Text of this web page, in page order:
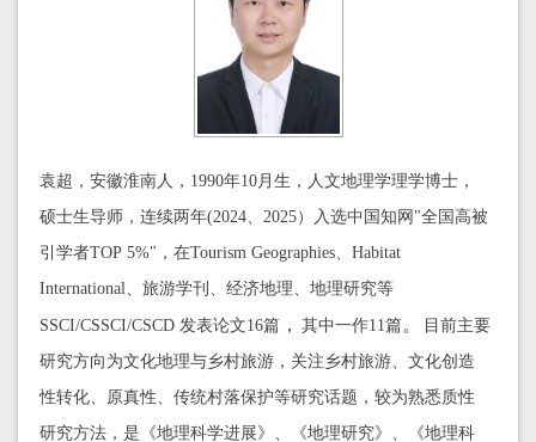
袁超， 安徽淮南人， 1990年10月生 ，人文地理学理学博士，
硕士生导师， 连续两年(2024、2025）入选中国知网 "全国高被
引学者TOP 5%" ，在Tourism Geographies、Habitat
International、旅游学刊、经济地理、地理研究等
SSCI/CSSCI/CSCD 发表论文16篇 ， 其中一作11篇 。
目前主要
研究方向为文化地理与乡村旅游，关注乡村旅游、文化创造
性转化、原真性、传统村落保护等研究话题，较为熟悉质性
研究方法，是《地理科学进展》、《地理研究》、《地理科